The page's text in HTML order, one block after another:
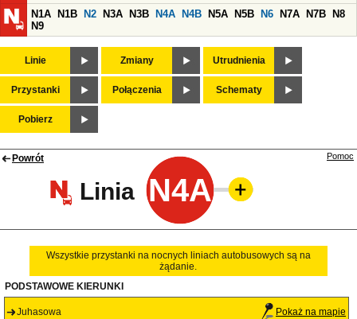
N1A
N1B N2 N3A N3B N4A N4B N5A N5B N6 N7A N7B
N8
N9
Linie Zmiany Utrudnienia
Przystanki Połączenia Schematy
Pobierz
Powrót
Linia N4A
Pomoc
Wszystkie przystanki na nocnych liniach autobusowych są na
żądanie.
PODSTAWOWE KIERUNKI
Juhasowa Pokaż na mapie